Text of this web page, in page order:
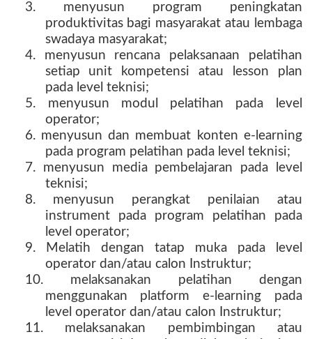
3. menyusun program peningkatan
produktivitas bagi masyarakat atau lembaga
swadaya masyarakat;
4. menyusun rencana pelaksanaan pelatihan
setiap unit kompetensi atau lesson plan
pada level teknisi;
5. menyusun modul pelatihan pada level
operator;
6. menyusun dan membuat konten e-learning
pada program pelatihan pada level teknisi;
7. menyusun media pembelajaran pada level
teknisi;
8. menyusun perangkat penilaian atau
instrument pada program pelatihan pada
level operator;
9. Melatih dengan tatap muka pada level
operator dan/atau calon Instruktur;
10. melaksanakan pelatihan dengan
menggunakan platform e-learning pada
level operator dan/atau calon Instruktur;
11. melaksanakan pembimbingan atau